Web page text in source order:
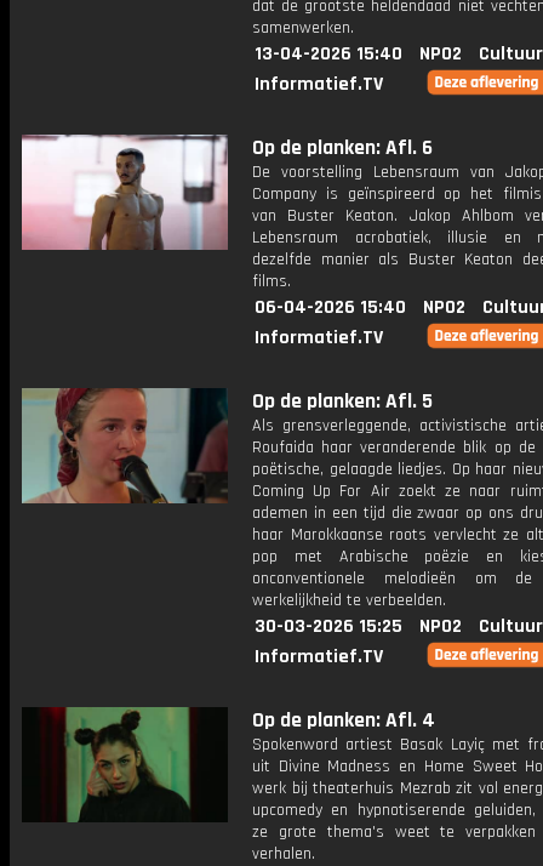
dat de grootste heldendaad niet
samenwerken.
13-04-2026 15:40 NPO2
Informatief.TV
Op de planken: Afl. 6
De voorstelling Lebensraum van
Company is geïnspireerd op het
van Buster Keaton. Jakop Ahlbom
Lebensraum acrobatiek, illusie en
dezelfde manier als Buster Keaton
films.
06-04-2026 15:40 NPO2
Informatief.TV
Op de planken: Afl. 5
Als grensverleggende, activistische
Roufaida haar veranderende blik op
poëtische, gelaagde liedjes. Op haar
Coming Up For Air zoekt ze naar
ademen in een tijd die zwaar op ons
haar Marokkaanse roots vervlecht ze
pop met Arabische poëzie en
onconventionele melodieën om de
werkelijkheid te verbeelden.
30-03-2026 15:25 NPO2
Informatief.TV
Op de planken: Afl. 4
Spokenword artiest Basak Layiç met
uit Divine Madness en Home Sweet
werk bij theaterhuis Mezrab zit vol
upcomedy en hypnotiserende geluiden,
ze grote thema's weet te verpakken
verhalen.